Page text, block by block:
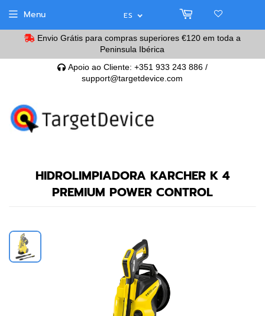
Envio Grátis para compras superiores€120 em toda a
Peninsula Ibérica
Apoio ao Cliente: +351 933 243 886 /
support@targetdevice.com
ES
Menu
HIDROLIMPIADORA KARCHER K 4
PREMIUM POWER CONTROL